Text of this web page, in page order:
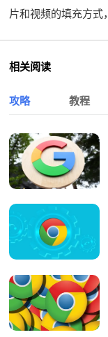
片和视频的填充方式
相关阅读
攻略 教程